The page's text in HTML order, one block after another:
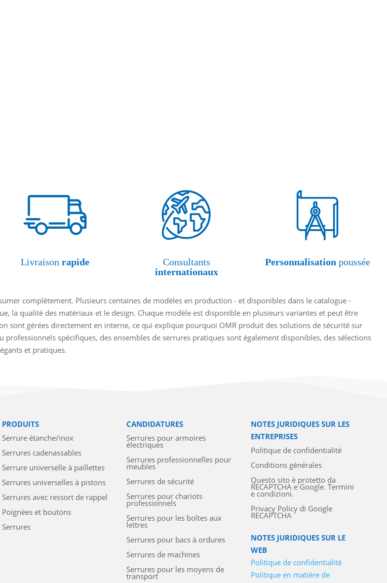
Livraisonrapide
Consultants
internationaux
Personnalisation poussée
complètement. Plusieurs centaines de modèles en production - et disponibles dans le catalogue -
la qualité des matériaux et le design. Chaque modèle est disponible en plusieurs variantes et peut être
sont gérées directement en interne, ce qui explique pourquoi OMR produit des solutions de sécurité sur
spécifiques, des ensembles de serrures pratiques sont également disponibles, des sélections
et pratiques.
PRODUITS
Serrure étanche/inox
Serrures cadenassables
Serrure universelle à paillettes
Serrures universelles à pistons
Serrures avec ressort de rappel
Poignées et boutons
Serrures
CANDIDATURES
Serrures pour armoires
électriques
Serrures professionnelles pour
meubles
Serrures de sécurité
Serrures pour chariots
professionnels
Serrures pour les boîtes aux
lettres
Serrures pour bacs à ordures
Serrures de machines
Serrures pour les moyens de
transport
NOTES JURIDIQUES SUR LES
ENTREPRISES
Politique de confidentialité
Conditions générales
Questo sito è protetto da
RECAPTCHA e Google. Termini
e condizioni.
Privacy Policy di Google
RECAPTCHA
NOTES JURIDIQUES SUR LE
WEB
Politique de confidentialité
Politique en matière de